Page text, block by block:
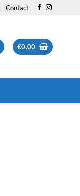
Contact
€0.00